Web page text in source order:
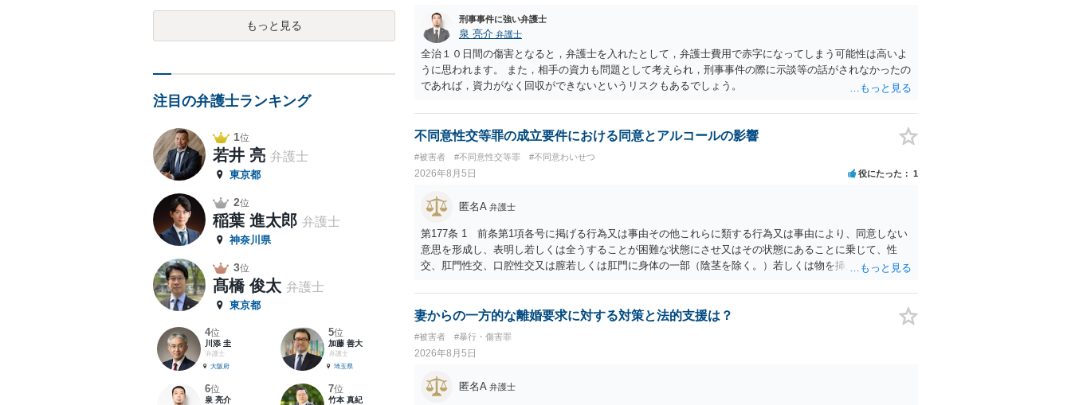
刑事事件に強い弁護士
泉 亮介 弁護士
全治１０日間の傷害となると，弁護士を入れたとして，弁護士費用で赤字になってしまう可能性は高いよ
うに思われます。 また，相手の資力も問題として考えられ，刑事事件の際に示談等の話がされなかったの
であれば，資力がなく回収ができないというリスクもあるでしょう。
不同意性交等罪の成立要件における同意とアルコールの影響
#被害者 #不同意性交等罪 #不同意わいせつ
2026年8月5日 役にたった 1
匿名A 弁護士
第177条 1 前条第1項各号に掲げる行為又は事由その他これらに類する行為又は事由により、同意しない
意思を形成し、表明し若しくは全うすることが困難な状態にさせ又はその状態にあることに乗じて、性
交、肛門性交、口腔性交又は膣若しくは肛門に身体の一部（陰茎を除く。）若しくは物を挿入する行為で
係の有無にかかわらず、5年以上の有期拘禁刑に処する。 第176条 1次に掲げる行為又は事由その他これら
に類する行為又は事由により、同意しない意思を形成し、表明し若しくは全うすることが困難な状態にさ
上10年以下の拘禁刑に処する。 ③アルコール若しくは薬物を摂取させること又はそれらの影響があるこ
と。 以上の通りですから、アルコール摂取だけでなく、「同意しない意思を形成し、表明し若しくは全う
することが困難な状態」であることが必要です。
妻からの一方的な離婚要求に対する対策と法的支援は？
#被害者 #暴行・傷害罪
2026年8月5日
匿名A 弁護士
もっと見る
注目の弁護士ランキング
1位
若井 亮 弁護士
東京都
2位
稲葉 進太郎 弁護士
神奈川県
3位
髙橋 俊太 弁護士
東京都
4位
川添 圭
弁護士
大阪府
5位
加藤 善大
弁護士
埼玉県
6位
泉 亮介
7位
竹本 真紀